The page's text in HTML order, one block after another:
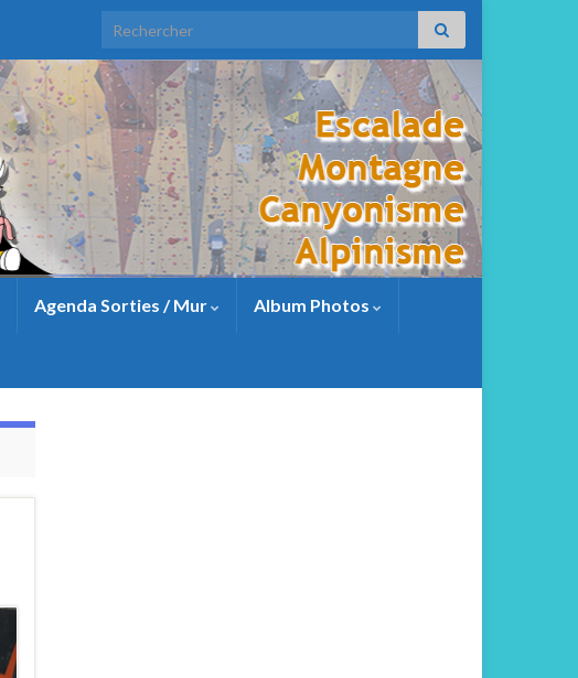
Agenda Sorties / Mur Album Photos